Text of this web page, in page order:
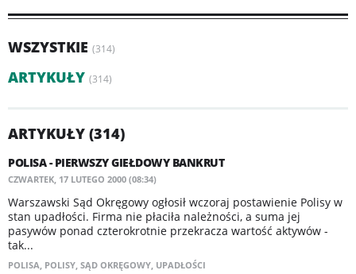
WSZYSTKIE (314)
ARTYKUŁY (314)
ARTYKUŁY (314)
POLISA - PIERWSZY GIEŁDOWY BANKRUT
CZWARTEK, 17 LUTEGO 2000 (08:34)
Warszawski Sąd Okręgowy ogłosił wczoraj postawienie Polisy w
stan upadłości. Firma nie płaciła należności, a suma jej
pasywów ponad czterokrotnie przekracza wartość aktywów -
tak...
POLISA, POLISY, SĄD OKRĘGOWY, UPADŁOŚCI